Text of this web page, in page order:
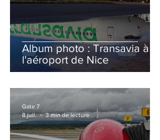
Album photo : Transavia à
l'aéroport de Nice
Gate 7
8 juil.
3 min de lecture